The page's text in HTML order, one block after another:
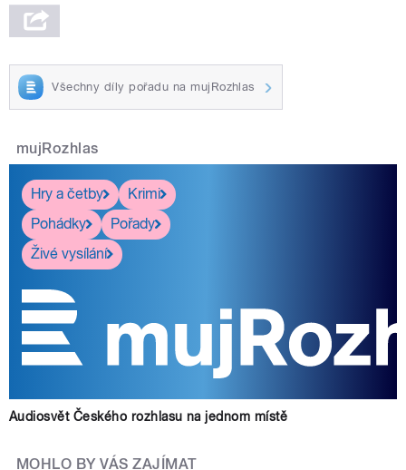
Všechny díly pořadu na mujRozhlas
mujRozhlas
Hry a četby
Krimi
Pohádky
Pořady
Živé vysílání
Audiosvět Českého rozhlasu na jednom místě
MOHLO BY VÁS ZAJÍMAT